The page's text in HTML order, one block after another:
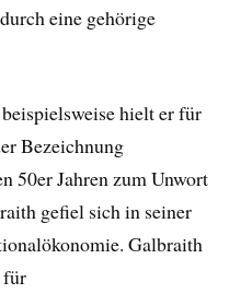
eine gehörige
hielt er für
Bezeichnung
50er Jahren zum Unwort
gefiel sich in seiner
Galbraith
für